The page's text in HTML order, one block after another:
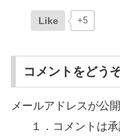
Like +5
コメントをどう
メールアドレスが公
１．コメントは